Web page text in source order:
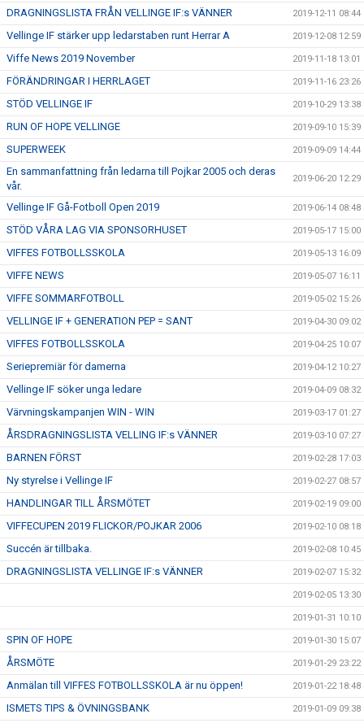
DRAGNINGSLISTA FRÅN VELLINGE IF:s VÄNNER 2019-12-11 08:44
Vellinge IF stärker upp ledarstaben runt Herrar A 2019-12-08 12:59
Viffe News 2019 November 2019-11-18 13:01
FÖRÄNDRINGAR I HERRLAGET 2019-11-16 23:26
STÖD VELLINGE IF 2019-10-29 13:38
RUN OF HOPE VELLINGE 2019-09-10 15:39
SUPERWEEK 2019-09-09 14:44
En sammanfattning från ledarna till Pojkar 2005 och deras
vår.
2019-06-20 12:29
Vellinge IF Gå-Fotboll Open 2019 2019-06-14 08:48
STÖD VÅRA LAG VIA SPONSORHUSET 2019-05-17 15:00
VIFFES FOTBOLLSSKOLA 2019-05-13 16:09
VIFFE NEWS 2019-05-07 16:11
VIFFE SOMMARFOTBOLL 2019-05-02 15:26
VELLINGE IF + GENERATION PEP = SANT 2019-04-30 09:02
VIFFES FOTBOLLSSKOLA 2019-04-25 10:07
Seriepremiär för damerna 2019-04-12 10:27
Vellinge IF söker unga ledare 2019-04-09 08:32
Värvningskampanjen WIN - WIN 2019-03-17 01:27
ÅRSDRAGNINGSLISTA VELLING IF:s VÄNNER 2019-03-10 07:27
BARNEN FÖRST 2019-02-28 17:03
Ny styrelse i Vellinge IF 2019-02-27 08:57
HANDLINGAR TILL ÅRSMÖTET 2019-02-19 09:00
VIFFECUPEN 2019 FLICKOR/POJKAR 2006 2019-02-10 08:18
Succén är tillbaka. 2019-02-08 10:45
DRAGNINGSLISTA VELLINGE IF:s VÄNNER 2019-02-07 15:32
2019-02-05 13:30
2019-01-31 10:10
SPIN OF HOPE 2019-01-30 15:07
ÅRSMÖTE 2019-01-29 23:22
Anmälan till VIFFES FOTBOLLSSKOLA är nu öppen! 2019-01-22 18:48
ISMETS TIPS & ÖVNINGSBANK 2019-01-09 09:38